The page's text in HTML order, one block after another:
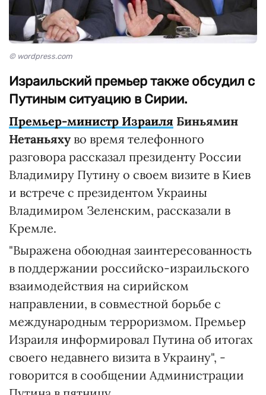
© wordpress.com
Израильский премьер также обсудил с
Путиным ситуацию в Сирии.
Премьер-министр Израиля Биньямин
Нетаньяху во время телефонного
разговора рассказал президенту России
Владимиру Путину о своем визите в Киев
и встрече с президентом Украины
Владимиром Зеленским, рассказали в
Кремле.
"Выражена обоюдная заинтересованность
в поддержании российско-израильского
взаимодействия на сирийском
направлении, в совместной борьбе с
международным терроризмом. Премьер
Израиля информировал Путина об итогах
своего недавнего визита в Украину", -
говорится в сообщении Администрации